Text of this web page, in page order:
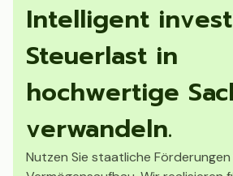
Intelligent
Steuerlast in
hochwertige
verwandeln.
Nutzen Sie staatliche Förderungen